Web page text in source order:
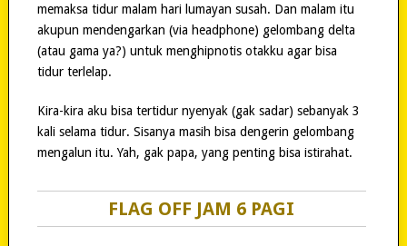
memaksa tidur malam hari lumayan susah. Dan malam itu
akupun mendengarkan (via headphone) gelombang delta
(atau gama ya?) untuk menghipnotis otakku agar bisa
tidur terlelap.
Kira-kira aku bisa tertidur nyenyak (gak sadar) sebanyak 3
kali selama tidur. Sisanya masih bisa dengerin gelombang
mengalun itu. Yah, gak papa, yang penting bisa istirahat.
FLAG OFF JAM 6 PAGI